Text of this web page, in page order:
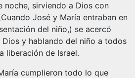
noche, sirviendo a Dios con
José y María entraban en
del niño,) se acercó
y hablando del niño a todos
liberación de Israel.
cumplieron todo lo que